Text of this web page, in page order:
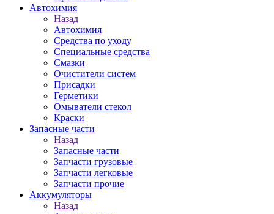
Автохимия
Назад
Автохимия
Средства по уходу
Специальные средства
Смазки
Очистители систем
Присадки
Герметики
Омыватели стекол
Краски
Запасные части
Назад
Запасные части
Запчасти грузовые
Запчасти легковые
Запчасти прочие
Аккумуляторы
Назад